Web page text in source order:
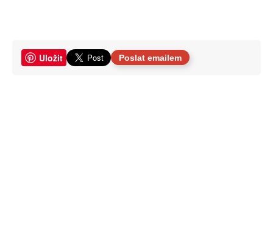
Uložit Poslat emailem